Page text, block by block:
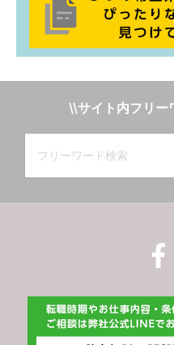
\\サイト内フリー